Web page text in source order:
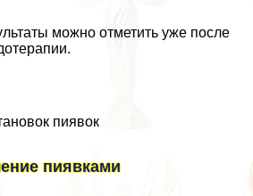
можно отметить уже после
пиявок
пиявками